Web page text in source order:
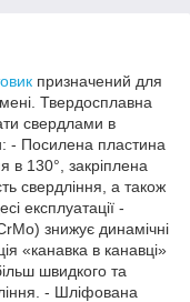
призначений для
Твердосплавна
свердлами в
- Посилена пластина
в 130°, закріплена
свердління, а також
експлуатації -
знижує динамічні
«канавка в канавці»
швидкого та
- Шліфована